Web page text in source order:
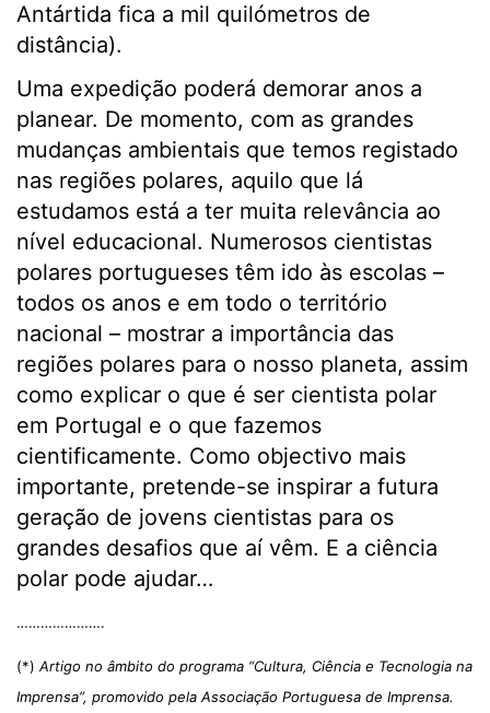
Antártida fica a mil quilómetros de
distância).
Uma expedição poderá demorar anos a
planear. De momento, com as grandes
mudanças ambientais que temos registado
nas regiões polares, aquilo que lá
estudamos está a ter muita relevância ao
nível educacional. Numerosos cientistas
polares portugueses têm ido às escolas –
todos os anos e em todo o território
nacional – mostrar a importância das
regiões polares para o nosso planeta, assim
como explicar o que é ser cientista polar
em Portugal e o que fazemos
cientificamente. Como objectivo mais
importante, pretende-se inspirar a futura
geração de jovens cientistas para os
grandes desafios que aí vêm. E a ciência
polar pode ajudar…
………………….
(*) Artigo no âmbito do programa “Cultura, Ciência e Tecnologia na
Imprensa”, promovido pela Associação Portuguesa de Imprensa.